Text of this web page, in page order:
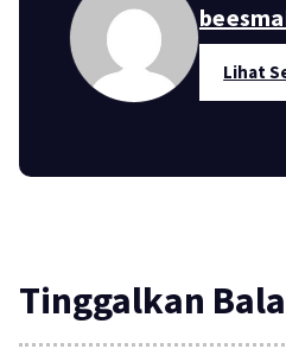
Lihat
Tinggalkan